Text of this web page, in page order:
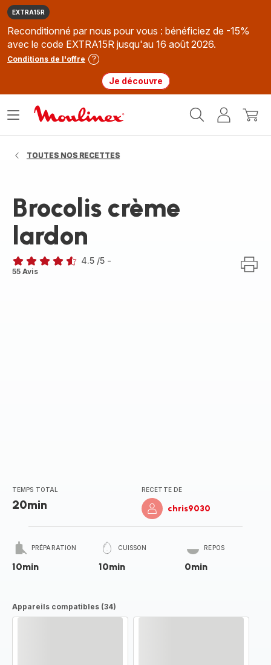
EXTRA15R
Reconditionné par nous pour vous : bénéficiez de -15%
avec le code EXTRA15R jusqu'au 16 août 2026.
Conditions de l'offre
Je découvre
MonMon
Ouvrir
TOUTES NOS RECETTES
Brocolis crème
lardon
ratings.4.5
4.5 /5 -
55 Avis
TEMPS TOTAL
20min
RECETTE DE
chris9030
PRÉPARATION
10min
CUISSON
10min
REPOS
0min
Appareils compatibles (34)